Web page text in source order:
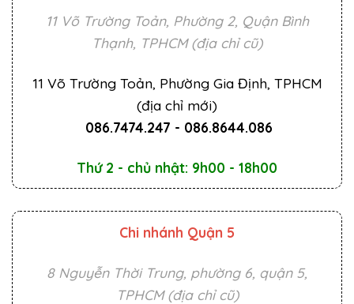
11 Võ Trường Toản, Phường 2, Quận Bình
Thạnh, TPHCM (địa chỉ cũ)
11 Võ Trường Toản, Phường Gia Định, TPHCM
(địa chỉ mới)
086.7474.247 - 086.8644.086
Thứ 2 - chủ nhật: 9h00 - 18h00
Chi nhánh Quận 5
8 Nguyễn Thời Trung, phường 6, quận 5,
TPHCM (địa chỉ cũ)